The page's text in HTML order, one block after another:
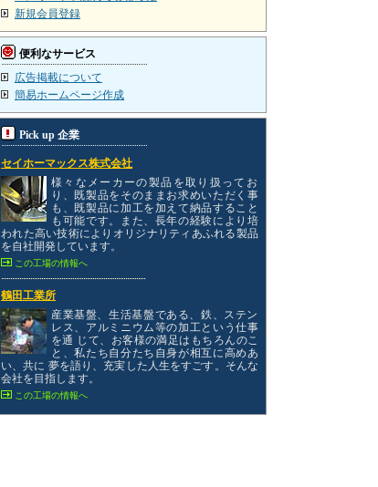
新規会員登録
便利なサービス
広告掲載について
簡易ホームページ作成
Pick up 企業
セイホーマックス株式会社
様々なメーカーの製品を取り扱ってお
り、既製品をそのままお求めいただく事
も、既製品に加工を加えて納品すること
も可能です。また、長年の経験により培
われた高い技術によりオリジナリティあふれる製品
を自社開発しています。
この工場の情報へ
鶴田工業所
産業基盤、生活基盤である、鉄、ステン
レス、アルミニウム等の加工という仕事
を通 じて、お客様の満足はもちろんのこ
と、私たち自分たち自身が相互に高めあ
い、共に 夢を語り、充実した人生をすごす。そんな
会社を目指します。
この工場の情報へ